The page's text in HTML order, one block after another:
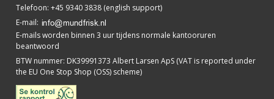
Telefoon: +45 9340 3838 (english support)
E-mail:
E-mails worden binnen 3 uur tijdens normale kantooruren
beantwoord
BTW nummer: DK39991373 Albert Larsen ApS (VAT is reported under
the EU One Stop Shop (OSS) scheme)